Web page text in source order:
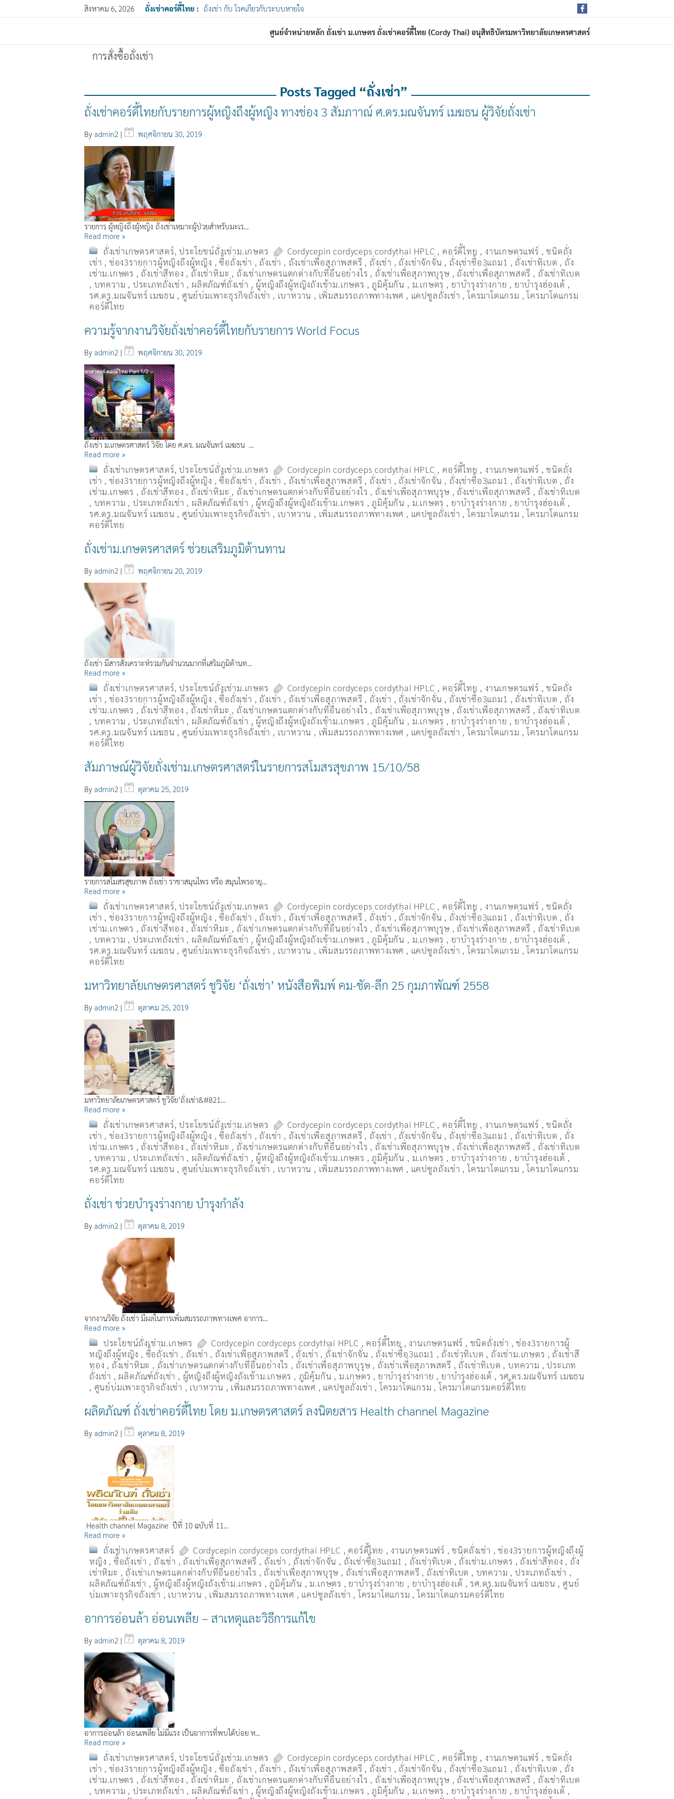
สิงหาคม 6, 2026 ถั่งเช่าคอร์ดี้ไทย : ถั่งเช่า กับ โรคเกี่ยวกับระบบหายใจ
ศูนย์จำหน่ายหลัก ถั่งเช่า ม.เกษตร ถั่งเช่าคอร์ดี้ไทย (Cordy Thai) อนุสิทธิบัตรมหาวิทยาลัยเกษตรศาสตร์
การสั่งซื้อถั่งเช่า
Posts Tagged “ถั่งเช่า”
ถั่งเช่าคอร์ดี้ไทยกับรายการผู้หญิงถึงผู้หญิง ทางช่อง 3 สัมภาาณ์ ศ.ดร.มณจันทร์ เมฆธน ผู้วิจัยถั่งเช่า
By admin2 | พฤศจิกายน 30, 2019
รายการ ผู้หญิงถึงผู้หญิง ถั่งเช่าเหมาะผู้ป่วยสำหรับมะเร…
Read more »
ถั่งเช่าเกษตรศาสตร์,ประโยชน์ถั่งเช่าม.เกษตร Cordycepin cordyceps cordythai HPLC , คอร์ดี้ไทย ,งานเกษตรแฟร์ ,ชนิดถั่ง
เช่า , ช่อง3รายการผู้หญิงถึงผู้หญิง ,ซื้อถั่งเช่า , ถังเช่า , ถังเช่าเพื่อสุภาพสตรี , ถั่งเช่า , ถั่งเช่าจักจั่น , ถั่งเช่าซื้อ3แถม1 , ถั่งเช่าทิเบต , ถั่ง
เช่าม.เกษตร , ถั่งเช่าสีทอง , ถั่งเช่าหิมะ , ถั่งเช่าเกษตรแตกต่างกับที่อื่นอย่างไร , ถั่งเช่าเพื่อสุภาพบุรุษ , ถั่งเช่าเพื่อสุภาพสตรี , ถั่่งเช่าทิเบต
, บทความ , ประเภทถั่งเช่า , ผลิตภัณฑ์ถั่งเช่า , ผู้หญิงถึงผู้หญิงถังเช้าม.เกษตร ,ภูมิคุ้มกัน , ม.เกษตร , ยาบำรุงร่างกาย , ยาบำรุงฮ่องเต้ ,
รศ.ดร.มณจันทร์ เมฆธน , ศูนย์บ่มเพาะธุรกิจถั่งเช่า , เบาหวาน , เพิ่มสมรรถภาพทางเพศ , แคปซูลถั่งเช่า ,โครมาโตแกรม ,โครมาโตแกรม
คอร์ดี้ไทย
ความรู้จากงานวิจัยถั่งเช่าคอร์ดี้ไทยกับรายการ World Focus
By admin2 | พฤศจิกายน 30, 2019
ถั่งเช่า ม.เกษตรศาสตร์ วิจัย โดย ศ.ดร. มณจันทร์ เมฆธน …
Read more »
ถั่งเช่าเกษตรศาสตร์,ประโยชน์ถั่งเช่าม.เกษตร Cordycepin cordyceps cordythai HPLC , คอร์ดี้ไทย ,งานเกษตรแฟร์ ,ชนิดถั่ง
เช่า , ช่อง3รายการผู้หญิงถึงผู้หญิง ,ซื้อถั่งเช่า , ถังเช่า , ถังเช่าเพื่อสุภาพสตรี , ถั่งเช่า , ถั่งเช่าจักจั่น , ถั่งเช่าซื้อ3แถม1 , ถั่งเช่าทิเบต , ถั่ง
เช่าม.เกษตร , ถั่งเช่าสีทอง , ถั่งเช่าหิมะ , ถั่งเช่าเกษตรแตกต่างกับที่อื่นอย่างไร , ถั่งเช่าเพื่อสุภาพบุรุษ , ถั่งเช่าเพื่อสุภาพสตรี , ถั่่งเช่าทิเบต
, บทความ , ประเภทถั่งเช่า , ผลิตภัณฑ์ถั่งเช่า , ผู้หญิงถึงผู้หญิงถังเช้าม.เกษตร ,ภูมิคุ้มกัน , ม.เกษตร , ยาบำรุงร่างกาย , ยาบำรุงฮ่องเต้ ,
รศ.ดร.มณจันทร์ เมฆธน , ศูนย์บ่มเพาะธุรกิจถั่งเช่า , เบาหวาน , เพิ่มสมรรถภาพทางเพศ , แคปซูลถั่งเช่า ,โครมาโตแกรม ,โครมาโตแกรม
คอร์ดี้ไทย
ถั่งเช่าม.เกษตรศาสตร์ ช่วยเสริมภูมิต้านทาน
By admin2 | พฤศจิกายน 20, 2019
ถั่งเช่า มีสารสังเคราะห์รวมกันจำนวนมากที่เสริมภูมิต้านท…
Read more »
ถั่งเช่าเกษตรศาสตร์,ประโยชน์ถั่งเช่าม.เกษตร Cordycepin cordyceps cordythai HPLC , คอร์ดี้ไทย ,งานเกษตรแฟร์ ,ชนิดถั่ง
เช่า , ช่อง3รายการผู้หญิงถึงผู้หญิง ,ซื้อถั่งเช่า , ถังเช่า , ถังเช่าเพื่อสุภาพสตรี , ถั่งเช่า , ถั่งเช่าจักจั่น , ถั่งเช่าซื้อ3แถม1 , ถั่งเช่าทิเบต , ถั่ง
เช่าม.เกษตร , ถั่งเช่าสีทอง , ถั่งเช่าหิมะ , ถั่งเช่าเกษตรแตกต่างกับที่อื่นอย่างไร , ถั่งเช่าเพื่อสุภาพบุรุษ , ถั่งเช่าเพื่อสุภาพสตรี , ถั่่งเช่าทิเบต
, บทความ , ประเภทถั่งเช่า , ผลิตภัณฑ์ถั่งเช่า , ผู้หญิงถึงผู้หญิงถังเช้าม.เกษตร ,ภูมิคุ้มกัน , ม.เกษตร , ยาบำรุงร่างกาย , ยาบำรุงฮ่องเต้ ,
รศ.ดร.มณจันทร์ เมฆธน , ศูนย์บ่มเพาะธุรกิจถั่งเช่า , เบาหวาน , เพิ่มสมรรถภาพทางเพศ , แคปซูลถั่งเช่า ,โครมาโตแกรม ,โครมาโตแกรม
คอร์ดี้ไทย
สัมภาษณ์ผู้วิจัยถั่งเช่าม.เกษตรศาสตร์ในรายการสโมสรสุขภาพ 15/10/58
By admin2 | ตุลาคม 25, 2019
รายการสโมสรสุขภาพ ถั่งเช่า ราชาสมุนไพร หรือ สมุนไพรอายุ…
Read more »
ถั่งเช่าเกษตรศาสตร์,ประโยชน์ถั่งเช่าม.เกษตร Cordycepin cordyceps cordythai HPLC , คอร์ดี้ไทย ,งานเกษตรแฟร์ ,ชนิดถั่ง
เช่า , ช่อง3รายการผู้หญิงถึงผู้หญิง ,ซื้อถั่งเช่า , ถังเช่า , ถังเช่าเพื่อสุภาพสตรี , ถั่งเช่า , ถั่งเช่าจักจั่น , ถั่งเช่าซื้อ3แถม1 , ถั่งเช่าทิเบต , ถั่ง
เช่าม.เกษตร , ถั่งเช่าสีทอง , ถั่งเช่าหิมะ , ถั่งเช่าเกษตรแตกต่างกับที่อื่นอย่างไร , ถั่งเช่าเพื่อสุภาพบุรุษ , ถั่งเช่าเพื่อสุภาพสตรี , ถั่่งเช่าทิเบต
, บทความ , ประเภทถั่งเช่า , ผลิตภัณฑ์ถั่งเช่า , ผู้หญิงถึงผู้หญิงถังเช้าม.เกษตร ,ภูมิคุ้มกัน , ม.เกษตร , ยาบำรุงร่างกาย , ยาบำรุงฮ่องเต้ ,
รศ.ดร.มณจันทร์ เมฆธน , ศูนย์บ่มเพาะธุรกิจถั่งเช่า , เบาหวาน , เพิ่มสมรรถภาพทางเพศ , แคปซูลถั่งเช่า ,โครมาโตแกรม ,โครมาโตแกรม
คอร์ดี้ไทย
มหาวิทยาลัยเกษตรศาสตร์ ชูวิจัย ‘ถั่งเช่า’ หนังสือพิมพ์ คม-ชัด-ลีก 25 กุมภาพัณฑ์ 2558
By admin2 | ตุลาคม 25, 2019
มหาวิทยาลัยเกษตรศาสตร์ ชูวิจัย’ถั่งเช่า&#821…
Read more »
ถั่งเช่าเกษตรศาสตร์,ประโยชน์ถั่งเช่าม.เกษตร Cordycepin cordyceps cordythai HPLC , คอร์ดี้ไทย ,งานเกษตรแฟร์ ,ชนิดถั่ง
เช่า , ช่อง3รายการผู้หญิงถึงผู้หญิง ,ซื้อถั่งเช่า , ถังเช่า , ถังเช่าเพื่อสุภาพสตรี , ถั่งเช่า , ถั่งเช่าจักจั่น , ถั่งเช่าซื้อ3แถม1 , ถั่งเช่าทิเบต , ถั่ง
เช่าม.เกษตร , ถั่งเช่าสีทอง , ถั่งเช่าหิมะ , ถั่งเช่าเกษตรแตกต่างกับที่อื่นอย่างไร , ถั่งเช่าเพื่อสุภาพบุรุษ , ถั่งเช่าเพื่อสุภาพสตรี , ถั่่งเช่าทิเบต
, บทความ , ประเภทถั่งเช่า , ผลิตภัณฑ์ถั่งเช่า , ผู้หญิงถึงผู้หญิงถังเช้าม.เกษตร ,ภูมิคุ้มกัน , ม.เกษตร , ยาบำรุงร่างกาย , ยาบำรุงฮ่องเต้ ,
รศ.ดร.มณจันทร์ เมฆธน , ศูนย์บ่มเพาะธุรกิจถั่งเช่า , เบาหวาน , เพิ่มสมรรถภาพทางเพศ , แคปซูลถั่งเช่า ,โครมาโตแกรม ,โครมาโตแกรม
คอร์ดี้ไทย
ถั่งเช่า ช่วยบำรุงร่างกาย บำรุงกำลัง
By admin2 | ตุลาคม 8, 2019
จากงานวิจัย ถั่งเช่า มีผลในการเพิ่มสมรรถภาพทางเพศ อาการ…
Read more »
ประโยชน์ถั่งเช่าม.เกษตร Cordycepin cordyceps cordythai HPLC , คอร์ดี้ไทย ,งานเกษตรแฟร์ , ชนิดถั่งเช่า ,ช่อง3รายการผู้
หญิงถึงผู้หญิง , ซื้อถั่งเช่า , ถังเช่า , ถังเช่าเพื่อสุภาพสตรี , ถั่งเช่า , ถั่งเช่าจักจั่น , ถั่งเช่าซื้อ3แถม1 , ถั่งเช่าทิเบต , ถั่งเช่าม.เกษตร , ถั่งเช่าสี
ทอง , ถั่งเช่าหิมะ , ถั่งเช่าเกษตรแตกต่างกับที่อื่นอย่างไร , ถั่งเช่าเพื่อสุภาพบุรุษ , ถั่งเช่าเพื่อสุภาพสตรี , ถั่่งเช่าทิเบต ,บทความ ,ประเภท
ถั่งเช่า , ผลิตภัณฑ์ถั่งเช่า , ผู้หญิงถึงผู้หญิงถังเช้าม.เกษตร , ภูมิคุ้มกัน , ม.เกษตร , ยาบำรุงร่างกาย , ยาบำรุงฮ่องเต้ , รศ.ดร.มณจันทร์ เมฆธน
, ศูนย์บ่มเพาะธุรกิจถั่งเช่า , เบาหวาน , เพิ่มสมรรถภาพทางเพศ , แคปซูลถั่งเช่า ,โครมาโตแกรม ,โครมาโตแกรมคอร์ดี้ไทย
ผลิตภัณฑ์ ถั่งเช่าคอร์ดี้ไทย โดย ม.เกษตรศาสตร์ ลงนิตยสาร Health channel Magazine
By admin2 | ตุลาคม 8, 2019
Health channel Magazine ปีที่ 10 ฉบับที่ 11…
Read more »
ถั่งเช่าเกษตรศาสตร์ Cordycepin cordyceps cordythai HPLC , คอร์ดี้ไทย ,งานเกษตรแฟร์ ,ชนิดถั่งเช่า ,ช่อง3รายการผู้หญิงถึงผู้
หญิง , ซื้อถั่งเช่า , ถังเช่า , ถังเช่าเพื่อสุภาพสตรี , ถั่งเช่า , ถั่งเช่าจักจั่น , ถั่งเช่าซื้อ3แถม1 , ถั่งเช่าทิเบต , ถั่งเช่าม.เกษตร , ถั่งเช่าสีทอง , ถั่ง
เช่าหิมะ , ถั่งเช่าเกษตรแตกต่างกับที่อื่นอย่างไร , ถั่งเช่าเพื่อสุภาพบุรุษ , ถั่งเช่าเพื่อสุภาพสตรี , ถั่่งเช่าทิเบต , บทความ , ประเภทถั่งเช่า ,
ผลิตภัณฑ์ถั่งเช่า , ผู้หญิงถึงผู้หญิงถังเช้าม.เกษตร ,ภูมิคุ้มกัน ,ม.เกษตร , ยาบำรุงร่างกาย , ยาบำรุงฮ่องเต้ ,รศ.ดร.มณจันทร์ เมฆธน , ศูนย์
บ่มเพาะธุรกิจถั่งเช่า , เบาหวาน , เพิ่มสมรรถภาพทางเพศ , แคปซูลถั่งเช่า ,โครมาโตแกรม ,โครมาโตแกรมคอร์ดี้ไทย
อาการอ่อนล้า อ่อนเพลีย – สาเหตุและวิธีการแก้ไข
By admin2 | ตุลาคม 8, 2019
อาการอ่อนล้า อ่อนเพลีย ไม่มีแรง เป็นอาการที่พบได้บ่อย ห…
Read more »
ถั่งเช่าเกษตรศาสตร์,ประโยชน์ถั่งเช่าม.เกษตร Cordycepin cordyceps cordythai HPLC , คอร์ดี้ไทย ,งานเกษตรแฟร์ ,ชนิดถั่ง
เช่า , ช่อง3รายการผู้หญิงถึงผู้หญิง ,ซื้อถั่งเช่า , ถังเช่า , ถังเช่าเพื่อสุภาพสตรี , ถั่งเช่า , ถั่งเช่าจักจั่น , ถั่งเช่าซื้อ3แถม1 , ถั่งเช่าทิเบต , ถั่ง
เช่าม.เกษตร , ถั่งเช่าสีทอง , ถั่งเช่าหิมะ , ถั่งเช่าเกษตรแตกต่างกับที่อื่นอย่างไร , ถั่งเช่าเพื่อสุภาพบุรุษ , ถั่งเช่าเพื่อสุภาพสตรี , ถั่่งเช่าทิเบต
, บทความ , ประเภทถั่งเช่า , ผลิตภัณฑ์ถั่งเช่า , ผู้หญิงถึงผู้หญิงถังเช้าม.เกษตร ,ภูมิคุ้มกัน , ม.เกษตร , ยาบำรุงร่างกาย , ยาบำรุงฮ่องเต้ ,